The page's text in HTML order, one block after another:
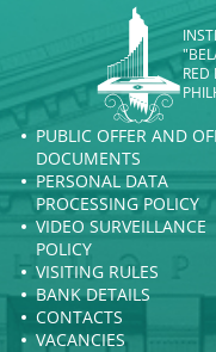
RED
PUBLIC OFFER AND
DOCUMENTS
PERSONAL DATA
PROCESSING POLICY
VIDEO SURVEILLANCE
POLICY
VISITING RULES
BANK DETAILS
CONTACTS
VACANCIES